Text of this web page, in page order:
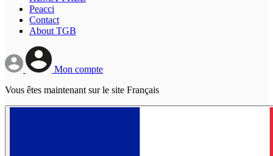
Peacci
Contact
About TGB
Mon compte
Vous êtes maintenant sur le site Français